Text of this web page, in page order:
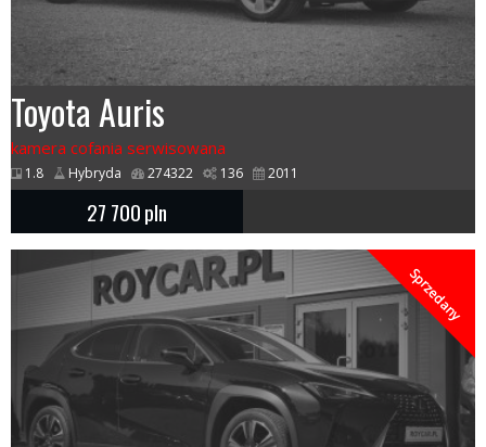
Toyota Auris
kamera cofania serwisowana
1.8 Hybryda 274322 136 2011
27 700pln
Sprzedany